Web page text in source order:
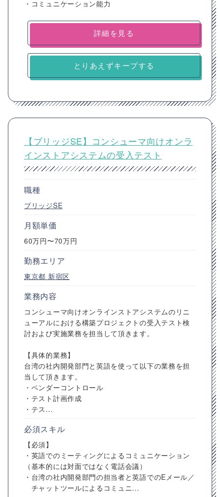
・コミュニケーション能力
詳細を見る
とりあえずキープする
【ブリッジSE】コンシューマ向けオンラ
インストアシステムの受入テスト
職種
ブリッジSE
月額単価
60万円〜70万円
勤務エリア
東京都 新宿区
業務内容
コンシューマ向けオンラインストアシステムのリニ
ューアルにおける構築プロジェクトの受入テスト検
討および実施業務を担当して頂きます。
【具体的業務】
台湾の社内開発部門と英語を使って以下の業務を担
当して頂きます。
・ベンダーコントロール
・テスト計画作成
・テス...
必須スキル
【必須】
・英語でのミーティングによるコミュニケーション
（基本的には対面ではなく電話会議）
・台湾の社内開発部門の担当者と英語でのEメール／
チャットツールによるコミュニ...